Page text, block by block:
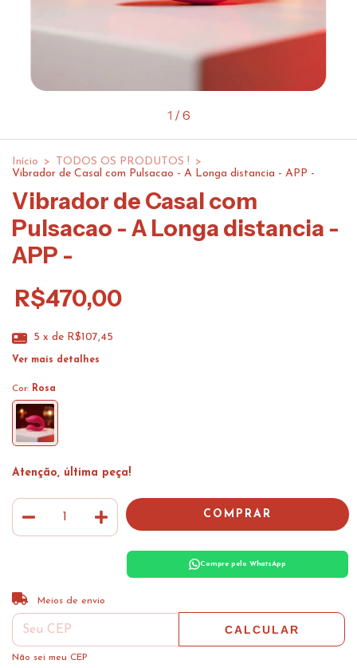
1 / 6
Início > TODOS OS PRODUTOS ! >
Vibrador de Casal com Pulsacao - A Longa distancia - APP -
Vibrador de Casal com
Pulsacao - A Longa distancia -
APP -
R$470,00
5 x de R$107,45
Ver mais detalhes
Cor: Rosa
Atenção, última peça!
Compre pelo WhatsApp
Entregas para o CEP:
Meios de envio
CALCULAR
Não sei meu CEP